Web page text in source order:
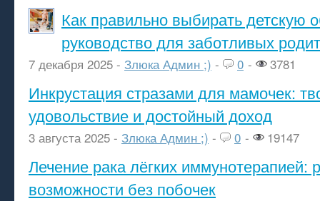
Как правильно выбирать детскую
руководство для заботливых
7 декабря 2025 - Злюка Админ ;) - 0 - 3781
Инкрустация стразами для мамочек:
удовольствие и достойный доход
3 августа 2025 - Злюка Админ ;) - 0 - 19147
Лечение рака лёгких иммунотерапией:
возможности без побочек